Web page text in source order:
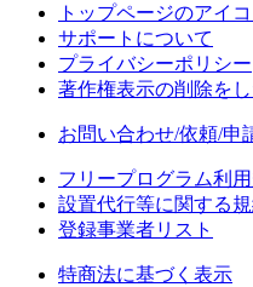
トップページのアイ
サポートについて
プライバシーポリシー
著作権表示の削除を
お問い合わせ/依頼/申
フリープログラム利
設置代行等に関する
登録事業者リスト
特商法に基づく表示